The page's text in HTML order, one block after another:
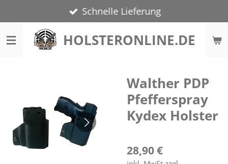
Hauptinhalt
springen
HOLSTERONLINE.DE
Schnelle Lieferung
Walther PDP
Pfefferspray
Kydex Holster
28,90 €